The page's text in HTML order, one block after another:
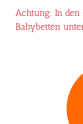
Achtung: In den
Babybetten